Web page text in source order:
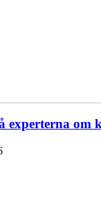
experterna om